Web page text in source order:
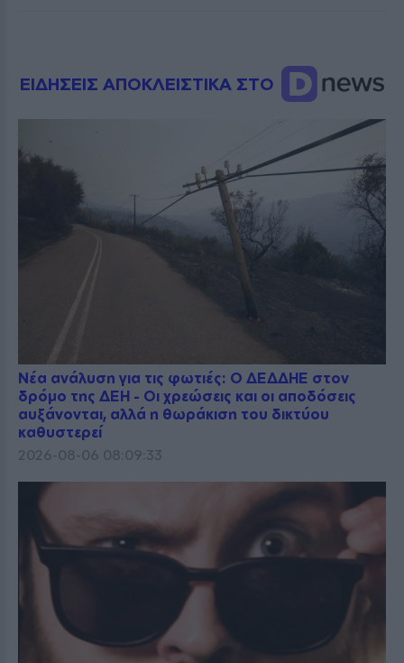
ΕΙΔΗΣΕΙΣ ΑΠΟΚΛΕΙΣΤΙΚΑ ΣΤΟ
Νέα ανάλυση για τις φωτιές: Ο ΔΕΔΔΗΕ στον
δρόμο της ΔΕΗ - Οι χρεώσεις και οι αποδόσεις
αυξάνονται, αλλά η θωράκιση του δικτύου
καθυστερεί
2026-08-06 08:09:33